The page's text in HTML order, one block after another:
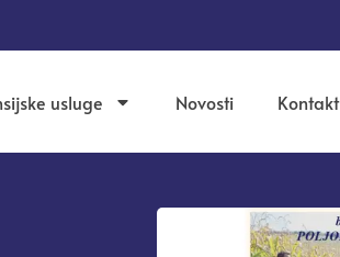
usluge Novosti Kontakt